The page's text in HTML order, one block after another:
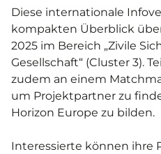
Diese internationale
kompakten Überblick
2025 im Bereich „Zivile
Gesellschaft“ (Cluster 3).
zudem an einem
um Projektpartner zu
Horizon Europe zu bilden.
Interessierte können ihre